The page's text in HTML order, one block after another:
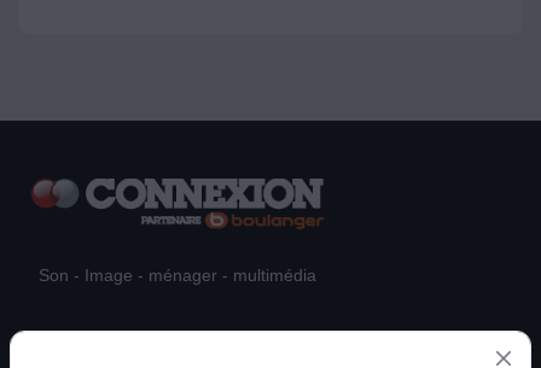
Son - Image - ménager - multimédia